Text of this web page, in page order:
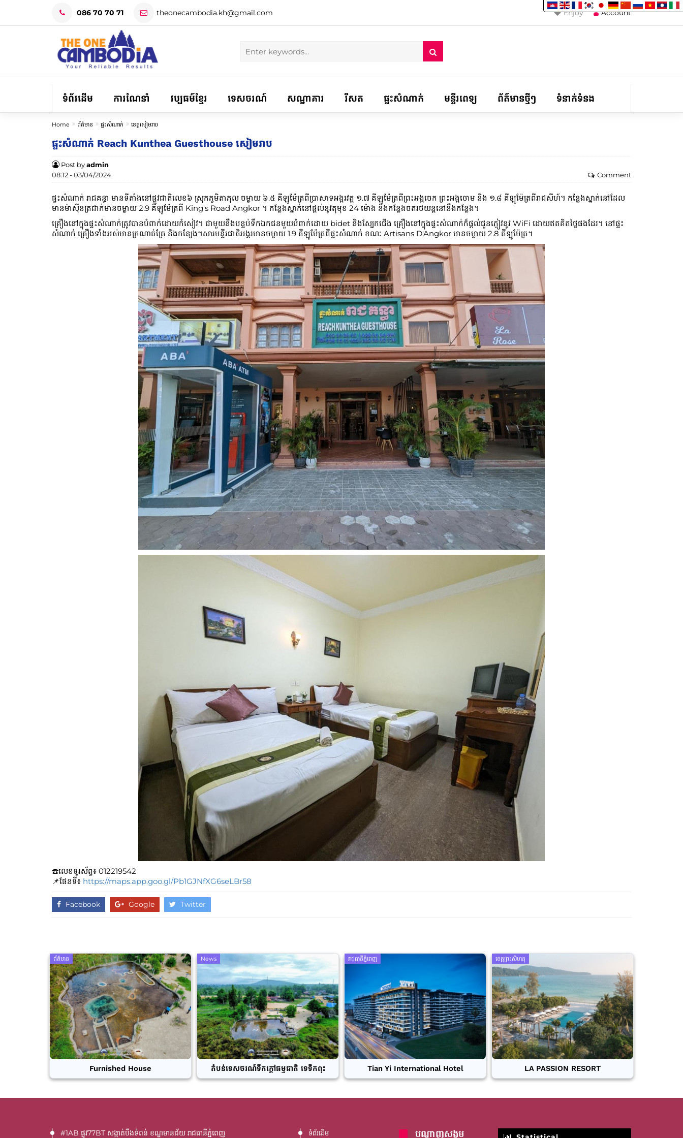
086 70 70 71 theonecambodia.kh@gmail.com Account
Enjoy
ទំព័រដើម ការណែនាំ វប្បធម៌ខ្មែរ ទេសចរណ៍ សណ្ឋាគារ រីសត ផ្ទះសំណាក់ មន្ទីរពេទ្យ ព័ត៌មានថ្មីៗ ទំនាក់ទំនង
Home ព័ត៌មាន ផ្ទះសំណាក់ ខេត្តសៀមរាប
ផ្ទះសំណាក់​ Reach Kunthea Guesthouse សៀមរាប
Post byadmin
08:12 - 03/04/2024
Comment
ផ្ទះសំណាក់ រាជគន្ធា មានទីតាំងនៅផ្លូវជាតិលេខ៦ ស្រុកភូមិតាភុល ចម្ងាយ ៦.៥ គីឡូម៉ែត្រពីប្រាសាទអង្គរវត្ត ១.៧ គីឡូម៉ែត្រពីព្រះអង្គចេក ព្រះអង្គចោម និង ១.៨ គីឡូម៉ែត្រពីរាជសីហ៍។ កន្លែងស្នាក់នៅដែល
មានម៉ាស៊ីនត្រជាក់មានចម្ងាយ 2.9 គីឡូម៉ែត្រពី King's Road Angkor ។ កន្លែងស្នាក់នៅផ្តល់នូវតុមុខ 24 ម៉ោង និងកន្លែងចតរថយន្តនៅនឹងកន្លែង។
គ្រឿងនៅក្នុងផ្ទះសំណាក់ត្រូវបានបំពាក់ដោយកំសៀវ។ ជាមួយនឹងបន្ទប់ទឹកឯកជនមួយបំពាក់ដោយ bidet និងស្បែកជើង គ្រឿងនៅក្នុងផ្ទះសំណាក់ក៏ផ្តល់ជូនភ្ញៀវនូវ WiFi ដោយឥតគិតថ្លៃផងដែរ។ នៅផ្ទះ
សំណាក់ គ្រឿងទាំងអស់មានក្រណាត់គ្រែ និងកន្សែង។សារមន្ទីរជាតិអង្គរមានចម្ងាយ 1.9 គីឡូម៉ែត្រពីផ្ទះសំណាក់ ខណៈ Artisans D'Angkor មានចម្ងាយ 2.8 គីឡូម៉ែត្រ។
☎️លេខទូរស័ព្ទ៖​​ 012219542
📌ផែនទី៖ https://maps.app.goo.gl/Pb1GJNfXG6seLBr58
Facebook Google Twitter
ព័ត៌មាន
Furnished House
News
តំបន់ទេសចរណ៍ទឹកក្តៅធម្មជាតិ ទេទឹកពុះ
រាជធានីភ្នំពេញ
Tian Yi International Hotel
ខេត្តព្រះសីហនុ
LA PASSION RESORT
#1AB ផ្លូវ77BT​ សង្កាត់បឹងទំពន់ ខណ្ឌមានជ័យ រាជធានីភ្នំពេញ ទំព័រដើម បណ្តាញសង្គម